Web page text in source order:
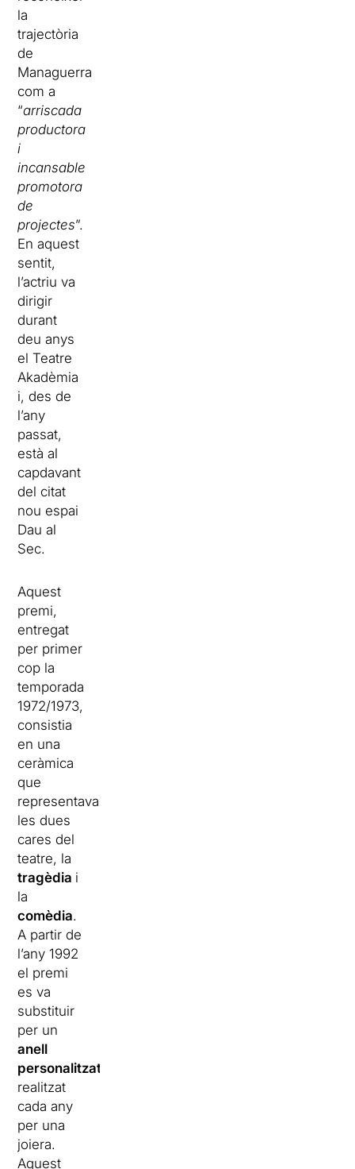
la
trajectòria
de
Managuerra
com a
“arriscada
productora
i
incansable
promotora
de
projectes”.
En aquest
sentit,
l’actriu va
dirigir
durant
deu anys
el Teatre
Akadèmia
i, des de
l’any
passat,
està al
capdavant
del citat
nou espai
Dau al
Sec.
Aquest
premi,
entregat
per primer
cop la
temporada
1972/1973,
consistia
en una
ceràmica
que
representava
les dues
cares del
teatre, la
tragèdia i
la
comèdia.
A partir de
l’any 1992
el premi
es va
substituir
per un
anell
personalitzat
realitzat
cada any
per una
joiera.
Aquest